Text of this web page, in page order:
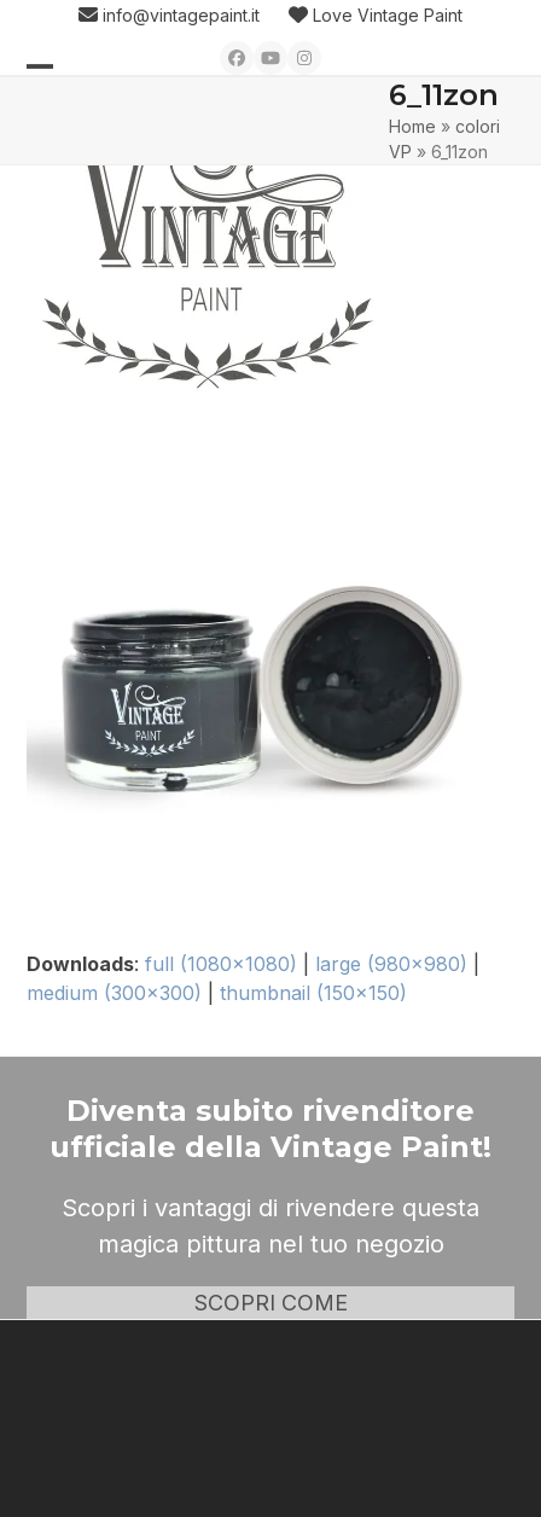
content
info@vintagepaint.it Love Vintage Paint
Facebook
YouTubeInstagram
menu
menu
6_11zon
Home »colori
VP »6_11zon
Downloads:full (1080x1080) large (980x980)
medium (300x300)
|thumbnail (150x150)
Diventa subito rivenditore
ufficiale della Vintage Paint!
Scopri i vantaggi di rivendere questa
magica pittura nel tuo negozio
SCOPRI COME